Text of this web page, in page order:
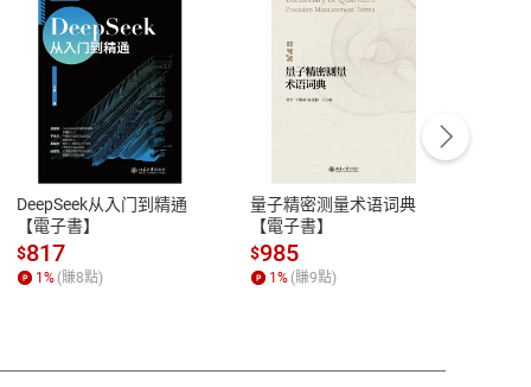
性
參
客服資訊
服務時間：週一到週五 10:00-12:00、
13:00-17:00 (國定假日及例假日休息)
客服電話：0080-1857077
DeepSeek从入门到精通
【電子書】
$817
1% (賺8點)
量子精密测量术语词典
【電子書】
$985
1% (賺9點)